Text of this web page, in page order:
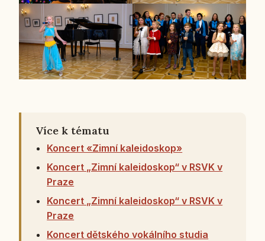
Více k tématu
Koncert «Zimní kaleidoskop»
Koncert „Zimní kaleidoskop“ v RSVK v
Praze
Koncert „Zimní kaleidoskop“ v RSVK v
Praze
Koncert dětského vokálního studia